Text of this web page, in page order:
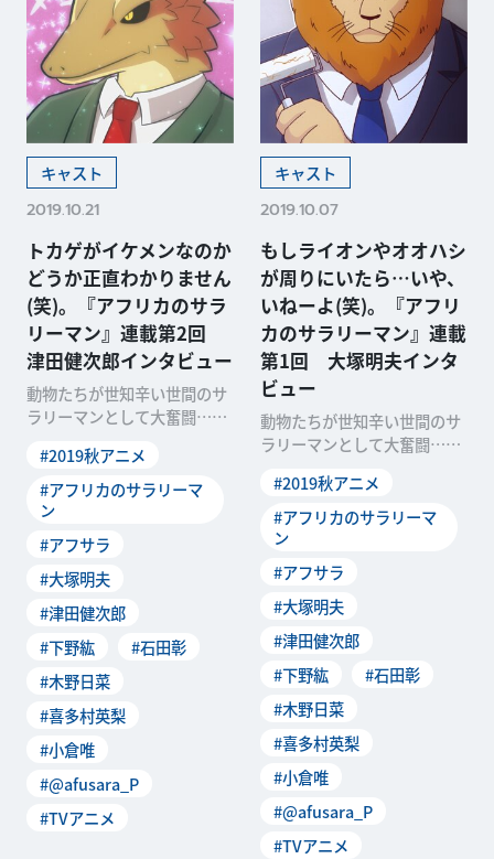
キャスト
2019.10.21
トカゲがイケメンなのか
どうか正直わかりません
(笑)。『アフリカのサラ
リーマン』連載第2回
津田健次郎インタビュー
動物たちが世知辛い世間のサ
ラリーマンとして大奮闘…と
人的社会を突破する!?
#2019秋アニメ
#アフリカのサラリーマ
ン
#アフサラ
#大塚明夫
#津田健次郎
#下野紘
#石田彰
#木野日菜
#喜多村英梨
#小倉唯
#@afusara_P
#TVアニメ
キャスト
2019.10.07
もしライオンやオオハシ
が周りにいたら…いや、
いねーよ(笑)。『アフリ
カのサラリーマン』連載
第1回 大塚明夫インタ
ビュー
動物たちが世知辛い世間のサ
ラリーマンとして大奮闘…と
人的社会を突破する!?
#2019秋アニメ
#アフリカのサラリーマ
ン
#アフサラ
#大塚明夫
#津田健次郎
#下野紘
#石田彰
#木野日菜
#喜多村英梨
#小倉唯
#@afusara_P
#TVアニメ